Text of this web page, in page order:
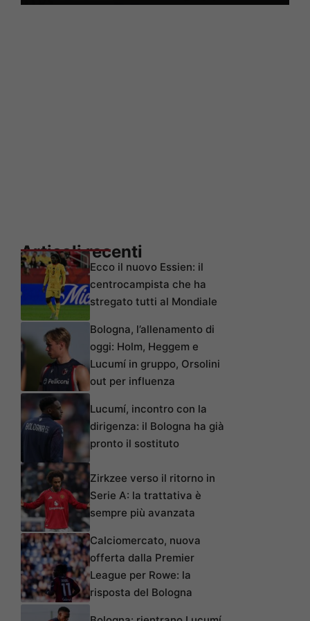
Articoli recenti
Ecco il nuovo Essien: il
centrocampista che ha
stregato tutti al Mondiale
Bologna, l’allenamento di
oggi: Holm, Heggem e
Lucumí in gruppo, Orsolini
out per influenza
Lucumí, incontro con la
dirigenza: il Bologna ha già
pronto il sostituto
Zirkzee verso il ritorno in
Serie A: la trattativa è
sempre più avanzata
Calciomercato, nuova
offerta dalla Premier
League per Rowe: la
risposta del Bologna